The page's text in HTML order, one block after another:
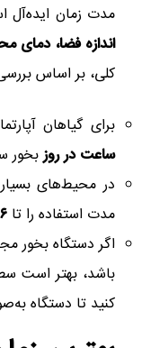
مدت زمان ایده‌آل
اندازه فضا،
کلی، بر اساس
برای گیاهان
ساعت در روزبخور
مدت استفاده را تا ۶ ساعت در روز
اگر دستگاه بخور
باشد، بهتر است
کنید تا دستگاه